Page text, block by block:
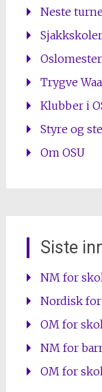
Neste
Sjakkskoler
Trygve
Klubber i
Styre og
Om OSU
Siste
NM for
Nordisk
OM for
NM for
OM for